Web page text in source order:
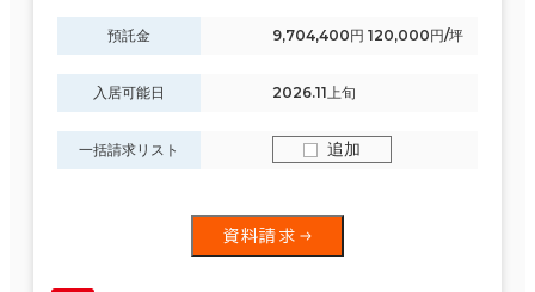
預託金 9,704,400円 120,000円/坪
入居可能日 2026.11上旬
一括請求リスト 追加
資料請求